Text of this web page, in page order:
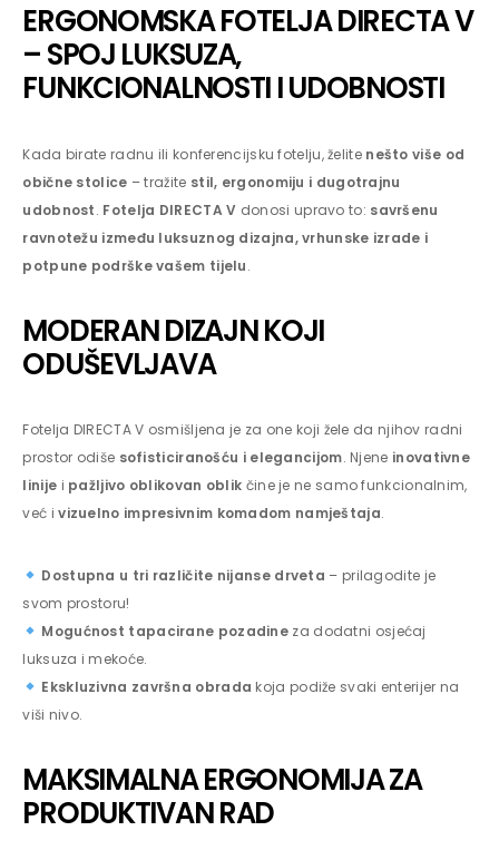
ERGONOMSKA FOTELJA DIRECTA V
– SPOJ LUKSUZA,
FUNKCIONALNOSTI I UDOBNOSTI
Kada birate radnu ili konferencijsku fotelju, želite nešto više od
obične stolice – tražite stil, ergonomiju i dugotrajnu
udobnost. Fotelja DIRECTA V donosi upravo to: savršenu
ravnotežu između luksuznog dizajna, vrhunske izrade i
potpune podrške vašem tijelu.
MODERAN DIZAJN KOJI
ODUŠEVLJAVA
Fotelja DIRECTA V osmišljena je za one koji žele da njihov radni
prostor odiše sofisticiranošću i elegancijom. Njene inovativne
linije i pažljivo oblikovan oblik čine je ne samo funkcionalnim,
već ivizuelno impresivnim komadom namještaja.
Dostupna u tri različite nijanse drveta – prilagodite je
svom prostoru!
Mogućnost tapacirane pozadine za dodatni osjećaj
luksuza i mekoće.
Ekskluzivna završna obrada koja podiže svaki enterijer na
viši nivo.
MAKSIMALNA ERGONOMIJA ZA
PRODUKTIVAN RAD